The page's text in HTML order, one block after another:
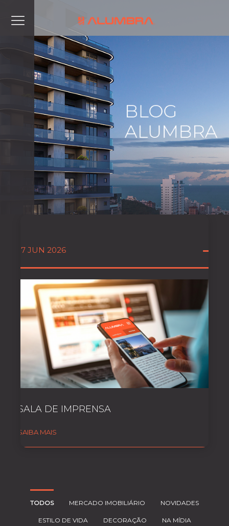
17 JUN 2026
SALA DE IMPRENSA
SAIBA MAIS
TODOS MERCADO IMOBILIÁRIO NOVIDADES
ESTILO DE VIDA DECORAÇÃO NA MÍDIA